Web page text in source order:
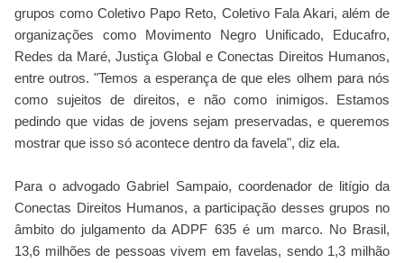
grupos como Coletivo Papo Reto, Coletivo Fala Akari, além de
organizações como Movimento Negro Unificado, Educafro,
Redes da Maré, Justiça Global e Conectas Direitos Humanos,
entre outros. "Temos a esperança de que eles olhem para nós
como sujeitos de direitos, e não como inimigos. Estamos
pedindo que vidas de jovens sejam preservadas, e queremos
mostrar que isso só acontece dentro da favela", diz ela.
Para o advogado Gabriel Sampaio, coordenador de litígio da
Conectas Direitos Humanos, a participação desses grupos no
âmbito do julgamento da ADPF 635 é um marco. No Brasil,
13,6 milhões de pessoas vivem em favelas, sendo 1,3 milhão